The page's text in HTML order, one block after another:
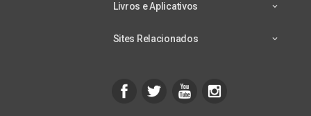
Livros e Aplicativos
Sites Relacionados